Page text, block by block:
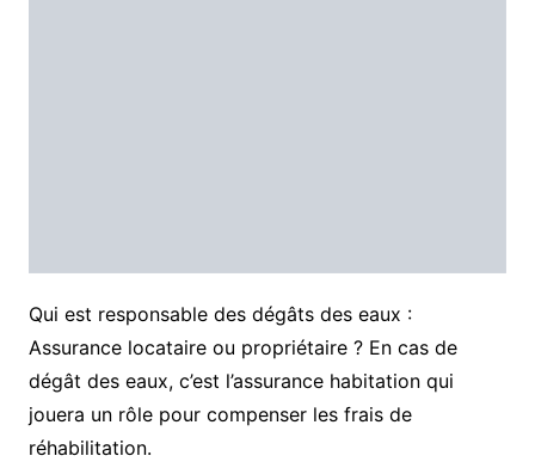
Qui est responsable des dégâts des eaux :
Assurance locataire ou propriétaire ? En cas de
dégât des eaux, c’est l’assurance habitation qui
jouera un rôle pour compenser les frais de
réhabilitation.